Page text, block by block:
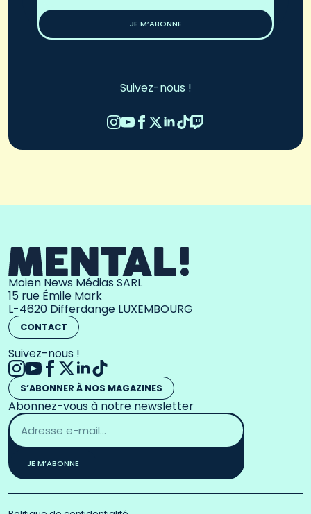
JE M’ABONNE
Suivez-nous !
Moien News Médias SARL
15 rue Émile Mark
L-4620 Differdange LUXEMBOURG
CONTACT
Suivez-nous !
S’ABONNER À NOS MAGAZINES
Abonnez-vous à notre newsletter
Adresse
email
*
JE M’ABONNE